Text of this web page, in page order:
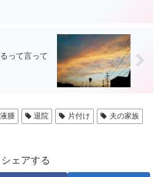
って言って
腫 退院 片付け
夫の家族
シェアする